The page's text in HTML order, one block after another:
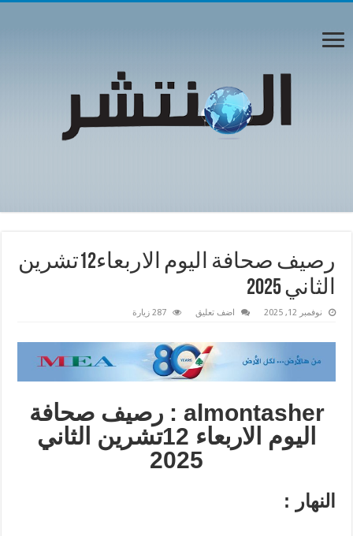
رصيف صحافة اليوم الاربعاء12تشرين
الثاني 2025
نوفمبر 12, 2025 اضف تعليق 287 زيارة
almontasher : رصيف صحافة
اليوم الاربعاء 12تشرين الثاني
2025
النهار :